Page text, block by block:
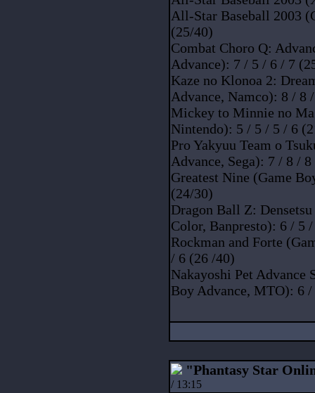
All-Star Baseball 2003
(25/40)
Combat Choro Q:
Advance): 7 / 5 / 6 / 7
Kaze no Klonoa 2:
Advance, Namco): 8 / 8
Mickey to Minnie no
Nintendo): 5 / 5 / 5 / 6
Pro Yakyuu Team o
Advance, Sega): 7 / 8 /
Greatest Nine (Game
(24/30)
Dragon Ball Z:
Color, Banpresto): 6 / 5
Rockman and Forte
/ 6 (26 /40)
Nakayoshi Pet Advance
Boy Advance, MTO): 6
"Phantasy Star
/ 13:15